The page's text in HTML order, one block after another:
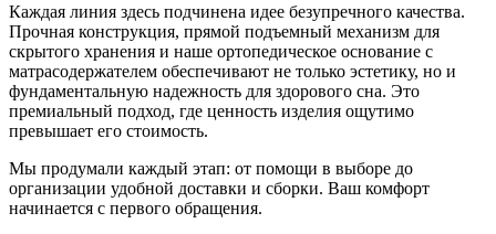
Каждая линия здесь подчинена идее безупречного качества.
Прочная конструкция, прямой подъемный механизм для
скрытого хранения и наше ортопедическое основание с
матрасодержателем обеспечивают не только эстетику, но и
фундаментальную надежность для здорового сна. Это
премиальный подход, где ценность изделия ощутимо
превышает его стоимость.
Мы продумали каждый этап: от помощи в выборе до
организации удобной доставки и сборки. Ваш комфорт
начинается с первого обращения.